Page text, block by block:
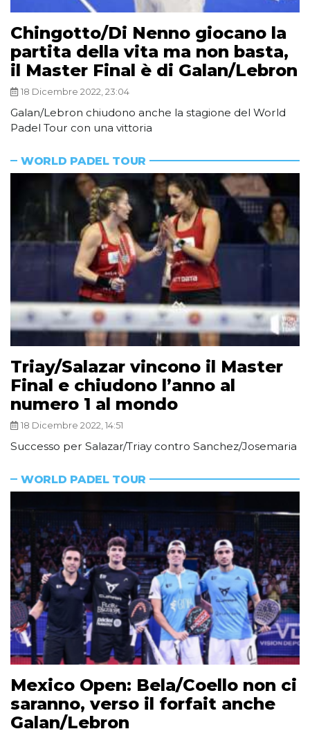
Chingotto/Di Nenno giocano la
partita della vita ma non basta,
il Master Final è di Galan/Lebron
18 Dicembre 2022, 23:04
Galan/Lebron chiudono anche la stagione del World
Padel Tour con una vittoria
WORLD PADEL TOUR
Triay/Salazar vincono il Master
Final e chiudono l’anno al
numero 1 al mondo
18 Dicembre 2022, 14:51
Successo per Salazar/Triay contro Sanchez/Josemaria
WORLD PADEL TOUR
Mexico Open: Bela/Coello non ci
saranno, verso il forfait anche
Galan/Lebron